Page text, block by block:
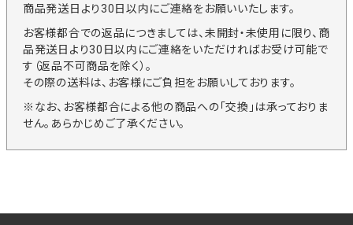
商品発送日より30日以内にご連絡をお願いいたします。
お客様都合での返品につきましては、未開封・未使用に限り、商
品発送日より30日以内にご連絡をいただければお受け可能で
す（返品不可商品を除く）。
その際の送料は、お客様にご負担をお願いしております。
※なお、お客様都合による他の商品への「交換」は承っておりま
せん。あらかじめご了承ください。